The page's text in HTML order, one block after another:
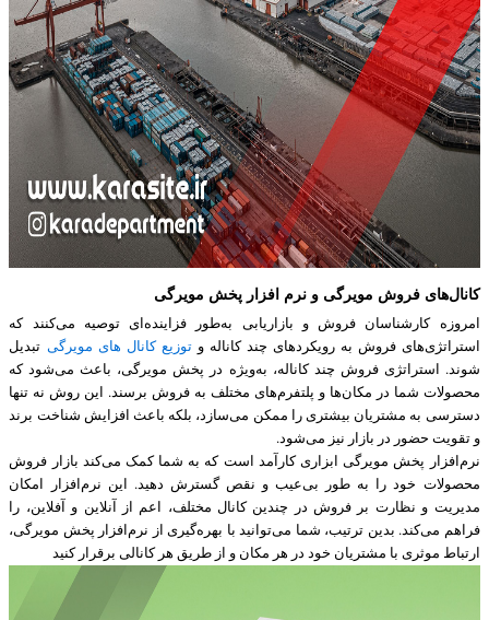
کانال‌های فروش مویرگی و نرم‌ افزار پخش مویرگی
امروزه کارشناسان فروش و بازاریابی به‌طور فزاینده‌ای توصیه می‌کنند که
استراتژی‌های فروش به رویکردهای چند کاناله وتوزیع کانال های مویرگی تبدیل
شوند. استراتژی فروش چند کاناله، به‌ویژه در پخش مویرگی، باعث می‌شود که
محصولات شما در مکان‌ها و پلتفرم‌های مختلف به فروش برسند. این روش نه تنها
دسترسی به مشتریان بیشتری را ممکن می‌سازد، بلکه باعث افزایش شناخت برند
و تقویت حضور در بازار نیز می‌شود.
نرم‌افزار پخش مویرگی ابزاری کارآمد است که به شما کمک می‌کند بازار فروش
محصولات خود را به‌ طور بی‌عیب و نقص گسترش دهید. این نرم‌افزار امکان
مدیریت و نظارت بر فروش در چندین کانال مختلف، اعم از آنلاین و آفلاین، را
فراهم می‌کند. بدین ترتیب، شما می‌توانید با بهره‌گیری از نرم‌افزار پخش مویرگی،
ارتباط موثری با مشتریان خود در هر مکان و از طریق هر کانالی برقرار کنید